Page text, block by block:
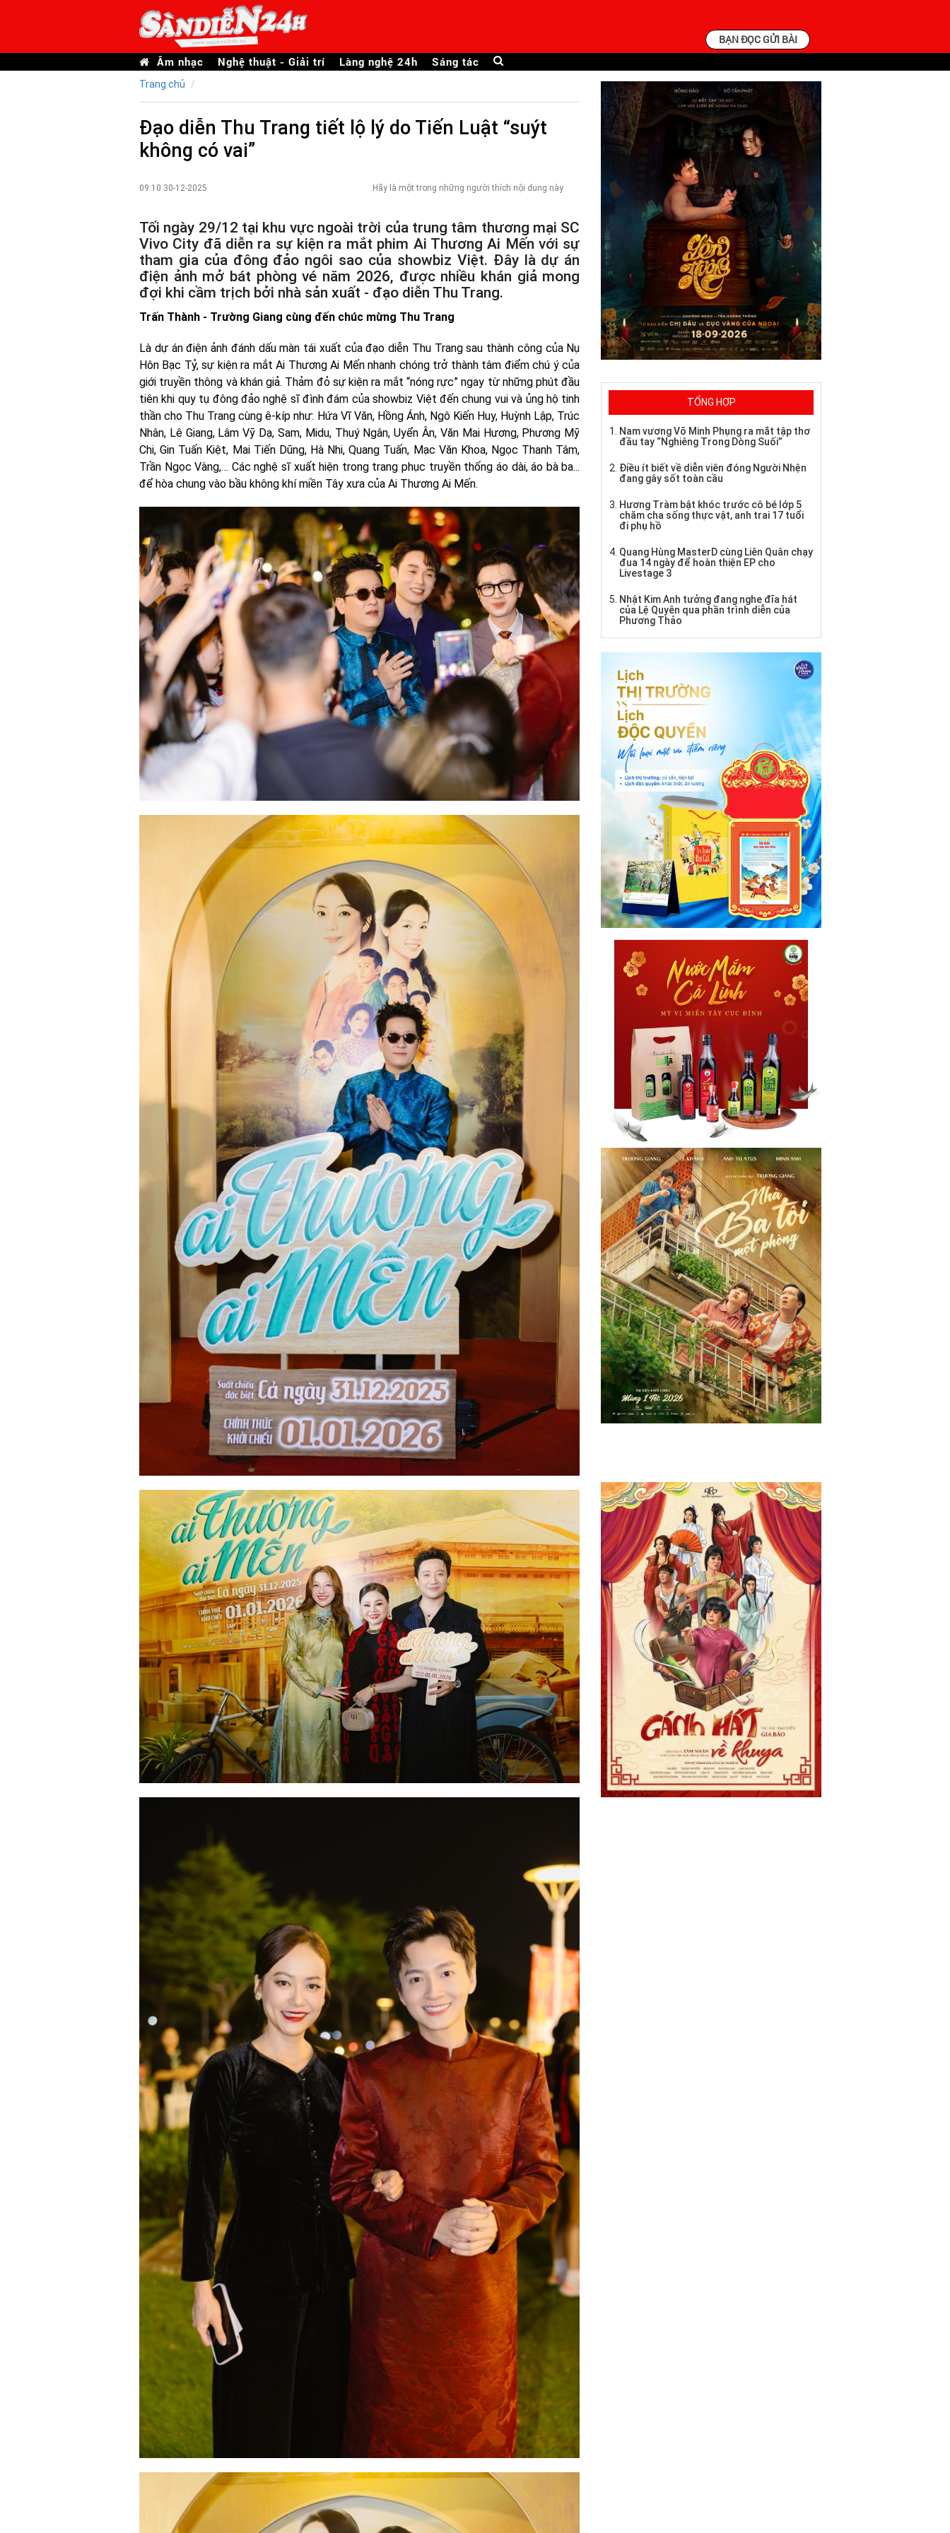
BẠN ĐỌC GỬI BÀI
Âm nhạc Nghệ thuật - Giải trí Làng nghệ 24h Sáng tác
Trang chủ
Đạo diễn Thu Trang tiết lộ lý do Tiến Luật “suýt
không có vai”
09:10 30-12-2025 Hãy là một trong những người thích nội dung này
Tối ngày 29/12 tại khu vực ngoài trời của trung tâm thương mại SC
Vivo City đã diễn ra sự kiện ra mắt phim Ai Thương Ai Mến với sự
tham gia của đông đảo ngôi sao của showbiz Việt. Đây là dự án
điện ảnh mở bát phòng vé năm 2026, được nhiều khán giả mong
đợi khi cầm trịch bởi nhà sản xuất - đạo diễn Thu Trang.
Trấn Thành - Trường Giang cùng đến chúc mừng Thu Trang
Là dự án điện ảnh đánh dấu màn tái xuất của đạo diễn Thu Trang sau thành công của Nụ
Hôn Bạc Tỷ, sự kiện ra mắt Ai Thương Ai Mến nhanh chóng trở thành tâm điểm chú ý của
giới truyền thông và khán giả. Thảm đỏ sự kiện ra mắt “nóng rực” ngay từ những phút đầu
tiên khi quy tụ đông đảo nghệ sĩ đình đám của showbiz Việt đến chung vui và ủng hộ tinh
thần cho Thu Trang cùng ê-kíp như: Hứa Vĩ Văn, Hồng Ánh, Ngô Kiến Huy, Huỳnh Lập, Trúc
Nhân, Lê Giang, Lâm Vỹ Dạ, Sam, Midu, Thuý Ngân, Uyển Ân, Văn Mai Hương, Phương Mỹ
Chi, Gin Tuấn Kiệt, Mai Tiến Dũng, Hà Nhi, Quang Tuấn, Mạc Văn Khoa, Ngọc Thanh Tâm,
Trần Ngọc Vàng,… Các nghệ sĩ xuất hiện trong trang phục truyền thống áo dài, áo bà ba...
để hòa chung vào bầu không khí miền Tây xưa của Ai Thương Ai Mến.
TỔNG HỢP
Nam vương Võ Minh Phụng ra mắt tập thơ
đầu tay “Nghiêng Trong Dòng Suối”
Điều ít biết về diễn viên đóng Người Nhện
đang gây sốt toàn cầu
Hương Tràm bật khóc trước cô bé lớp 5
chăm cha sống thực vật, anh trai 17 tuổi
đi phụ hồ
Quang Hùng MasterD cùng Liên Quân chạy
đua 14 ngày để hoàn thiện EP cho
Livestage 3
Nhật Kim Anh tưởng đang nghe đĩa hát
của Lệ Quyên qua phần trình diễn của
Phương Thảo